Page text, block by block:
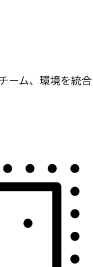
ーム、環境を統合